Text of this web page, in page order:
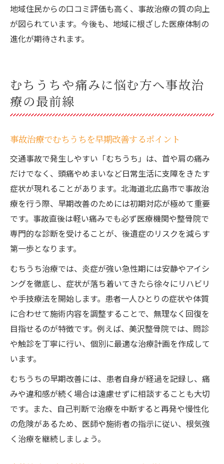
地域住民からの口コミ評価も高く、事故治療の質の向上
が図られています。今後も、地域に根ざした医療体制の
進化が期待されます。
むちうちや痛みに悩む方へ事故治
療の最前線
事故治療でむちうちを早期改善するポイント
交通事故で発生しやすい「むちうち」は、首や肩の痛み
だけでなく、頭痛やめまいなど日常生活に支障をきたす
症状が現れることがあります。北海道北広島市で事故治
療を行う際、早期改善のためには初期対応が極めて重要
です。事故直後は軽い痛みでも必ず医療機関や整骨院で
専門的な診断を受けることが、後遺症のリスクを減らす
第一歩となります。
むちうち治療では、炎症が強い急性期には安静やアイシ
ングを徹底し、症状が落ち着いてきたら徐々にリハビリ
や手技療法を開始します。患者一人ひとりの症状や体質
に合わせて施術内容を調整することで、無理なく回復を
目指せるのが特徴です。例えば、美沢整骨院では、問診
や触診を丁寧に行い、個別に最適な治療計画を作成して
います。
むちうちの早期改善には、患者自身が経過を記録し、痛
みや違和感が続く場合は遠慮せずに相談することも大切
です。また、自己判断で治療を中断すると再発や慢性化
の危険があるため、医師や施術者の指示に従い、根気強
く治療を継続しましょう。